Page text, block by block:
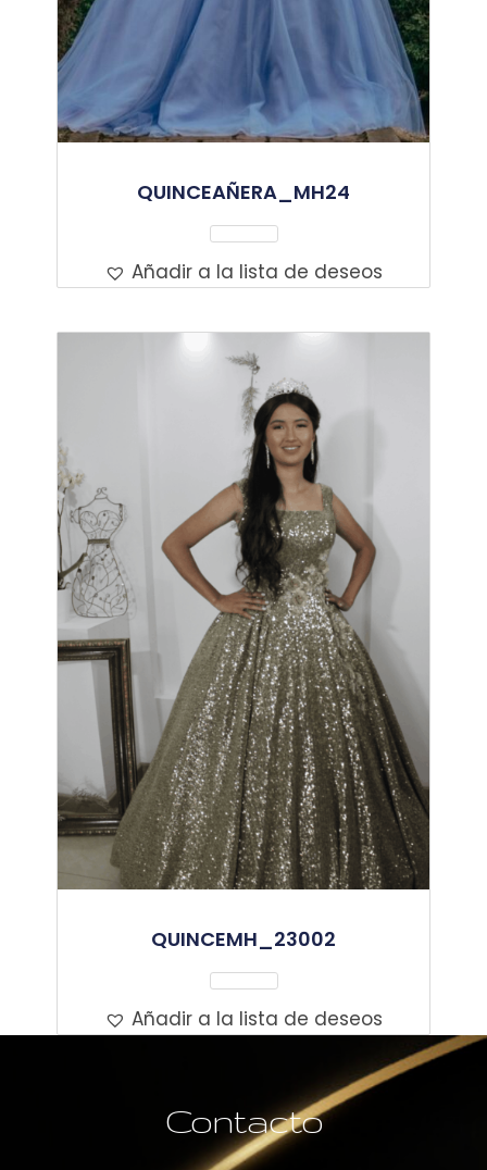
QUINCEAÑERA_MH24
Leer Más
Añadir a la lista de deseos
QUINCEMH_23002
Leer Más
Añadir a la lista de deseos
Contacto